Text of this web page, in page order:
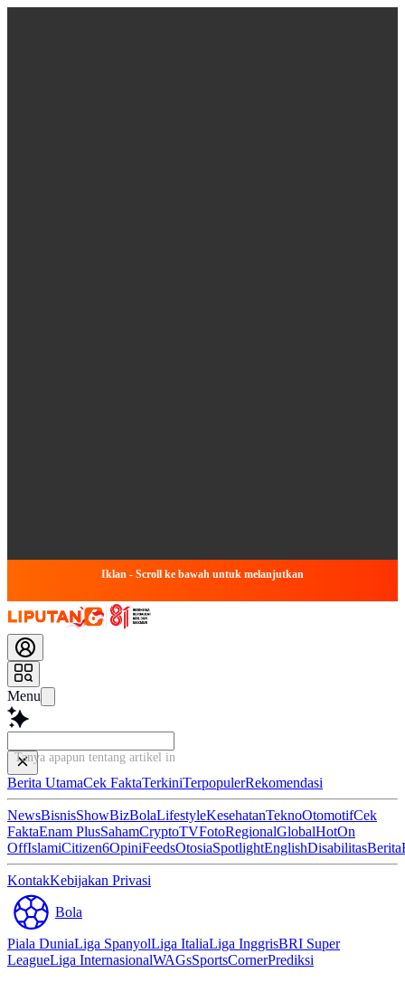
Iklan - Scroll ke bawah untuk melanjutkan
Menu
Tanya apapun tentang artikel ini...
Berita UtamaCek FaktaTerkiniTerpopulerRekomendasi
NewsBisnisShowBizBolaLifestyleKesehatanTeknoOtomotifCek
FaktaEnam PlusSahamCryptoTVFotoRegionalGlobalHotOn
OffIslamiCitizen6OpiniFeedsOtosiaSpotlightEnglishDisabilitasBerita
KontakKebijakan Privasi
Bola
Piala DuniaLiga SpanyolLiga ItaliaLiga InggrisBRI Super
LeagueLiga InternasionalWAGsSportsCornerPrediksi